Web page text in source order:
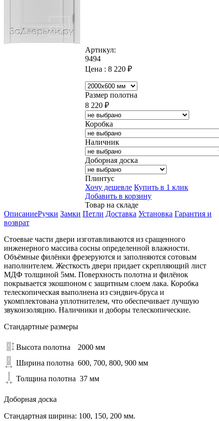
Артикул:
9494
Цена : 8 220 ₽
Размер полотна
8 220 ₽
Коробка
Наличник
Доборная доска
Плинтус
Хочу дешевле Купить в 1 клик
Добавить в корзину
Товар на складе
ОписаниеРучки Замки Петли Доставка Установка Гарантия и
возврат
Стоевые части двери изготавливаются из сращенного
инженерного массива сосны определенной влажности.
Объёмные филёнки фрезеруются и заполняются сотовым
наполнителем. Жесткость двери придает скрепляющий лист
МДФ толщиной 5мм. Поверхность полотна и филёнок
покрывается экошпоном с защитным слоем лака. Коробка
телескопическая выполнена из сэндвич-бруса и
укомплектована уплотнителем, что обеспечивает лучшую
звукоизоляцию. Наличники и доборы телескопические.
Стандартные размеры
Высота полотна
2000 мм
Ширина полотна 600, 700, 800, 900 мм
Толщина полотна 37 мм
Доборная доска
Стандартная ширина: 100, 150, 200 мм.